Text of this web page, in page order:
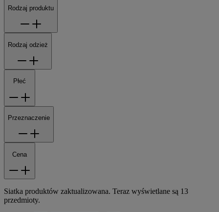
Rodzaj produktu
Rodzaj odzież
Płeć
Przeznaczenie
Cena
Siatka produktów zaktualizowana. Teraz wyświetlane są 13
przedmioty.